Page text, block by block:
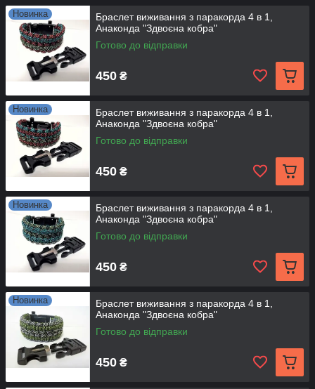
Новинка
Браслет виживання з паракорда 4 в 1,
Анаконда "Здвоєна кобра"
Готово до відправки
450 ₴
Новинка
Браслет виживання з паракорда 4 в 1,
Анаконда "Здвоєна кобра"
Готово до відправки
450 ₴
Новинка
Браслет виживання з паракорда 4 в 1,
Анаконда "Здвоєна кобра"
Готово до відправки
450 ₴
Новинка
Браслет виживання з паракорда 4 в 1,
Анаконда "Здвоєна кобра"
Готово до відправки
450 ₴